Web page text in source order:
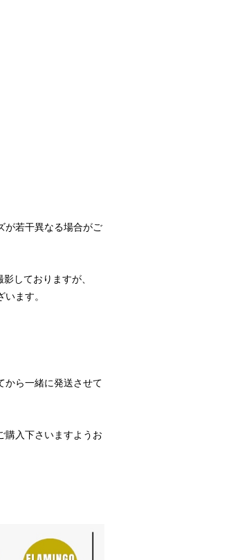
が若干異なる場合がご
しておりますが、
ます。
から一緒に発送させて
購入下さいますようお